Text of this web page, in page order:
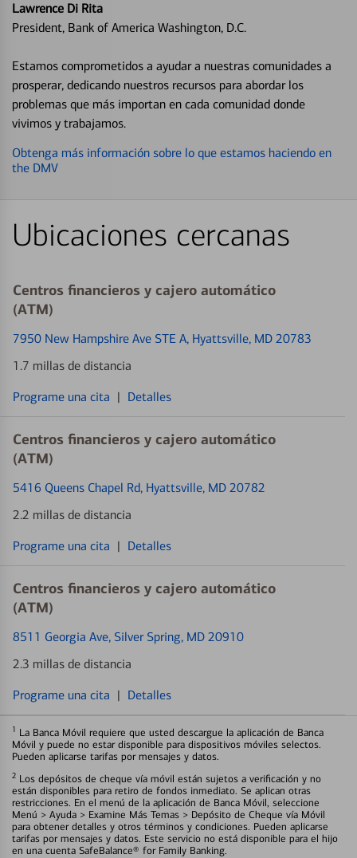
Lawrence Di Rita
President, Bank of America Washington, D.C.
Estamos comprometidos a ayudar a nuestras comunidades a
prosperar, dedicando nuestros recursos para abordar los
problemas que más importan en cada comunidad donde
vivimos y trabajamos.
Obtenga más información sobre lo que estamos haciendo en
the DMV
Ubicaciones cercanas
Centros financieros y cajero automático
(ATM)
7950 New Hampshire Ave STE A, Hyattsville, MD 20783
1.7 millas de distancia
Programe una cita | Detalles
Centros financieros y cajero automático
(ATM)
5416 Queens Chapel Rd, Hyattsville, MD 20782
2.2 millas de distancia
Programe una cita | Detalles
Centros financieros y cajero automático
(ATM)
8511 Georgia Ave, Silver Spring, MD 20910
2.3 millas de distancia
Programe una cita | Detalles
1 La Banca Móvil requiere que usted descargue la aplicación de Banca
Móvil y puede no estar disponible para dispositivos móviles selectos.
Pueden aplicarse tarifas por mensajes y datos.
2 Los depósitos de cheque vía móvil están sujetos a verificación y no
están disponibles para retiro de fondos inmediato. Se aplican otras
restricciones. En el menú de la aplicación de Banca Móvil, seleccione
Menú > Ayuda > Examine Más Temas > Depósito de Cheque vía Móvil
para obtener detalles y otros términos y condiciones. Pueden aplicarse
tarifas por mensajes y datos. Este servicio no está disponible para el hijo
en una cuenta SafeBalance® for Family Banking.